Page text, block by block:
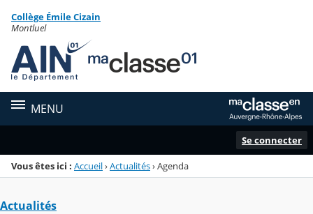
Menu de la rubrique
Contenu
Collège Émile Cizain
Montluel
MENU
Se connecter
Vous êtes ici : Accueil›Actualités›Agenda
Actualités